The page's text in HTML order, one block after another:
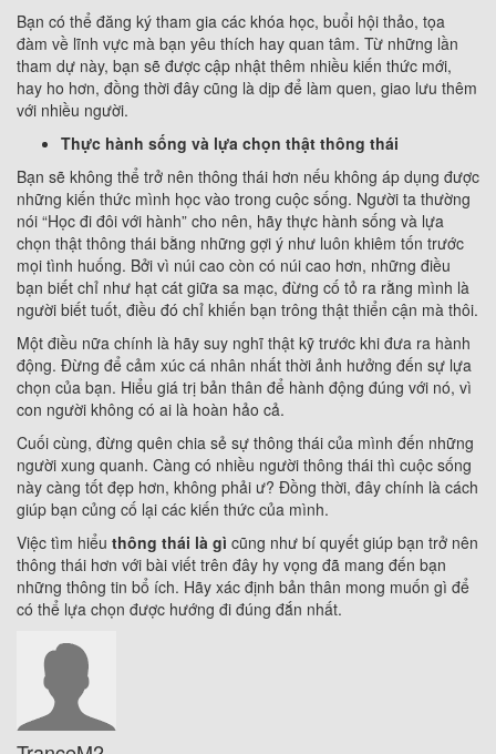
Bạn có thể đăng ký tham gia các khóa học, buổi hội thảo, tọa
đàm về lĩnh vực mà bạn yêu thích hay quan tâm. Từ những lần
tham dự này, bạn sẽ được cập nhật thêm nhiều kiến thức mới,
hay ho hơn, đồng thời đây cũng là dịp để làm quen, giao lưu thêm
với nhiều người.
Thực hành sống và lựa chọn thật thông thái
Bạn sẽ không thể trở nên thông thái hơn nếu không áp dụng được
những kiến thức mình học vào trong cuộc sống. Người ta thường
nói “Học đi đôi với hành” cho nên, hãy thực hành sống và lựa
chọn thật thông thái bằng những gợi ý như luôn khiêm tốn trước
mọi tình huống. Bởi vì núi cao còn có núi cao hơn, những điều
bạn biết chỉ như hạt cát giữa sa mạc, đừng cố tỏ ra rằng mình là
người biết tuốt, điều đó chỉ khiến bạn trông thật thiển cận mà thôi.
Một điều nữa chính là hãy suy nghĩ thật kỹ trước khi đưa ra hành
động. Đừng để cảm xúc cá nhân nhất thời ảnh hưởng đến sự lựa
chọn của bạn. Hiểu giá trị bản thân để hành động đúng với nó, vì
con người không có ai là hoàn hảo cả.
Cuối cùng, đừng quên chia sẻ sự thông thái của mình đến những
người xung quanh. Càng có nhiều người thông thái thì cuộc sống
này càng tốt đẹp hơn, không phải ư? Đồng thời, đây chính là cách
giúp bạn củng cố lại các kiến thức của mình.
Việc tìm hiểu thông thái là gì cũng như bí quyết giúp bạn trở nên
thông thái hơn với bài viết trên đây hy vọng đã mang đến bạn
những thông tin bổ ích. Hãy xác định bản thân mong muốn gì để
có thể lựa chọn được hướng đi đúng đắn nhất.